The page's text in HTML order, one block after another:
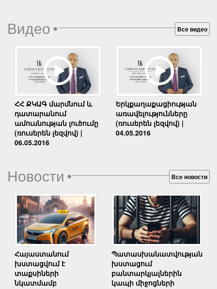
Видео• Все видео
ՀՀ ՔԿԱԳ մարմնում և
դատարանում
ամուսնության լուծումը
(ռուսերեն լեզվով) |
06.05.2016
Երկքաղաքացիության
առավելությունները
(ռուսերեն լեզվով) |
04.05.2016
Новости• Все новости
Հայաստանում
խստացվում է
տաքսիների
նկատմամբ
Պատասխանատվության
խստացում
բանտարկյալներին
կապի միջոցների